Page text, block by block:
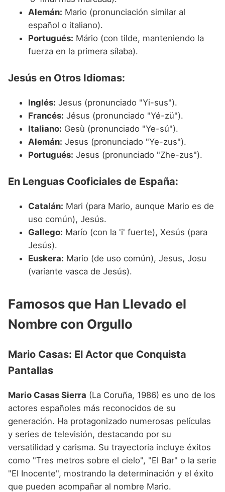
Alemán: Mario (pronunciación similar al
español o italiano).
Portugués: Mário (con tilde, manteniendo la
fuerza en la primera sílaba).
Jesús en Otros Idiomas:
Inglés: Jesus (pronunciado "Yi-sus").
Francés: Jésus (pronunciado "Yé-zü").
Italiano: Gesù (pronunciado "Ye-sú").
Alemán: Jesus (pronunciado "Ye-zus").
Portugués: Jesus (pronunciado "Zhe-zus").
En Lenguas Cooficiales de España:
Catalán: Mari (para Mario, aunque Mario es de
uso común), Jesús.
Gallego: Marío (con la 'i' fuerte), Xesús (para
Jesús).
Euskera: Mario (de uso común), Jesus, Josu
(variante vasca de Jesús).
Famosos que Han Llevado el
Nombre con Orgullo
Mario Casas: El Actor que Conquista
Pantallas
Mario Casas Sierra (La Coruña, 1986) es uno de los
actores españoles más reconocidos de su
generación. Ha protagonizado numerosas películas
y series de televisión, destacando por su
versatilidad y carisma. Su trayectoria incluye éxitos
como "Tres metros sobre el cielo", "El Bar" o la serie
"El Inocente", mostrando la determinación y el éxito
que pueden acompañar al nombre Mario.